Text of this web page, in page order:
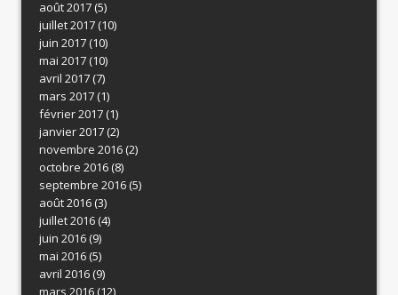
août 2017(5)
juillet 2017(10)
juin 2017(10)
mai 2017(10)
avril 2017(7)
mars 2017(1)
février 2017(1)
janvier 2017(2)
novembre 2016(2)
octobre 2016(8)
septembre 2016(5)
août 2016(3)
juillet 2016(4)
juin 2016(9)
mai 2016(5)
avril 2016(9)
mars 2016(12)